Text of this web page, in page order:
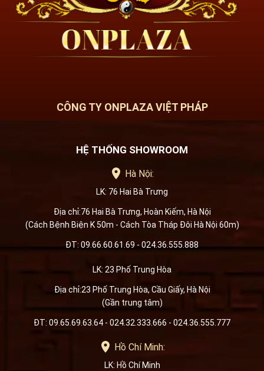
CÔNG TY ONPLAZA VIỆT PHÁP
HỆ THỐNG SHOWROOM
Hà Nội:
LK: 76 Hai Bà Trưng
Địa chỉ:76 Hai Bà Trưng, Hoàn Kiếm, Hà Nội
(Cách Bệnh Biện K 50m - Cách Tòa Tháp Đôi Hà Nội 60m)
ĐT: 09.66.60.61.69 - 024.36.555.888
LK: 23 Phố Trung Hòa
Địa chỉ:23 Phố Trung Hòa, Cầu Giấy, Hà Nội
(Gần trung tâm)
ĐT: 09.65.69.63.64 - 024.32.333.666 - 024.36.555.777
Hồ Chí Minh:
LK: Hồ Chí Minh